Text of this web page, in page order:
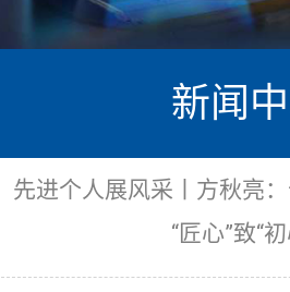
新闻
先进个人展风采丨方秋亮
“匠心”致“